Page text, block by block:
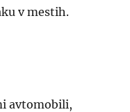
v mestih.
avtomobili,